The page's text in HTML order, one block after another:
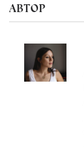
АВТОР